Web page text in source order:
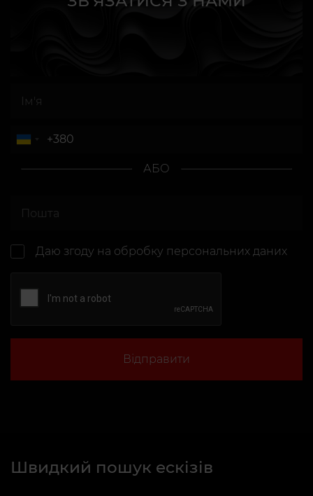
АБО
Даю згоду на обробку персональних даних
Відправити
Швидкий пошук ескізів